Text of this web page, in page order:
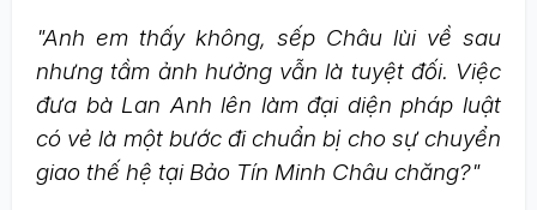
"Anh em thấy không, sếp Châu lùi về sau
nhưng tầm ảnh hưởng vẫn là tuyệt đối. Việc
đưa bà Lan Anh lên làm đại diện pháp luật
có vẻ là một bước đi chuẩn bị cho sự chuyển
giao thế hệ tại Bảo Tín Minh Châu chăng?"